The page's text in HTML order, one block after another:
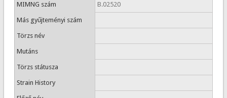
MIMNG szám B.02520
Más gyűjteményi szám
Törzs név
Mutáns
Törzs státusza
Strain History